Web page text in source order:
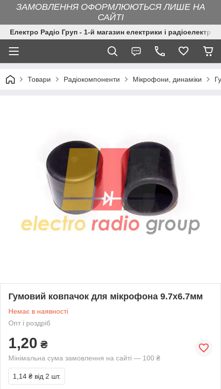
ЗАМОВЛЕННЯ ОФОРМЛЮЮТЬСЯ ЛИШЕ НА
САЙТІ
Електро Радіо Груп - 1-й магазин електрики і
Товари Радіокомпоненти Мікрофони, динаміки
Гумовий ковпачок для мікрофона 9.7х6.7мм
Немає в наявності
Опт і роздріб
1,20 ₴
Мінімальна сума замовлення на сайті — 100 ₴
1,14 ₴ від 2 шт.